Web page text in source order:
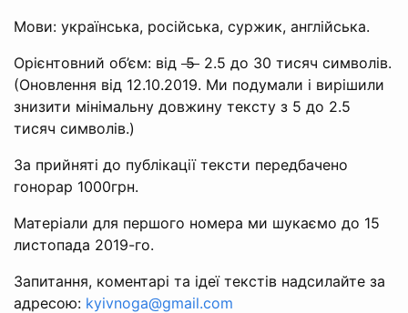
Мови: українська, російська, суржик, англійська.
Орієнтовний об’єм: від 5 2.5 до 30 тисяч символів.
(Оновлення від 12.10.2019. Ми подумали і вирішили
знизити мінімальну довжину тексту з 5 до 2.5
тисяч символів.)
За прийняті до публікації тексти передбачено
гонорар 1000грн.
Матеріали для першого номера ми шукаємо до 15
листопада 2019-го.
Запитання, коментарі та ідеї текстів надсилайте за
адресою: kyivnoga@gmail.com